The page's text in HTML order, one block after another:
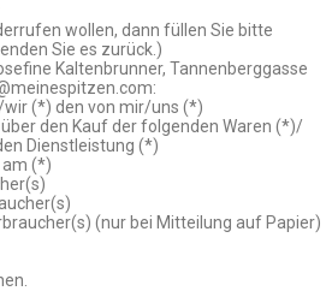
wollen, dann füllen Sie bitte
Sie es zurück.)
Kaltenbrunner, Tannenberggasse
(*) den von mir/uns (*)
den Kauf der folgenden Waren (*)/
Dienstleistung (*)
(*)
(nur bei Mitteilung auf Papier)